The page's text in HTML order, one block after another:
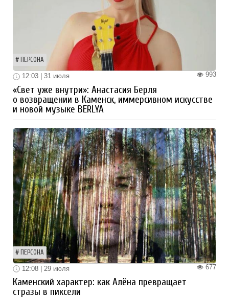
ПЕРСОНА
993
12:03 | 31 июля
«Свет уже внутри»: Анастасия Берля
о возвращении в Каменск, иммерсивном искусстве
и новой музыке BERLYA
ПЕРСОНА
677
12:08 | 29 июля
Каменский характер: как Алёна превращает
стразы в пиксели